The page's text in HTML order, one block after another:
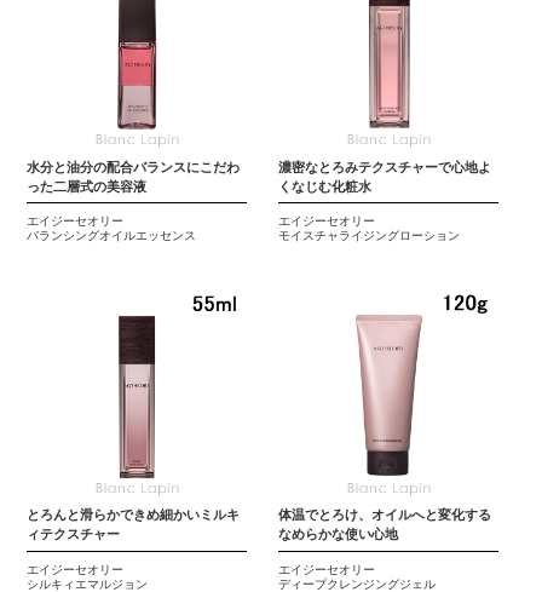
水分と油分の配合バランスにこだわ
った二層式の美容液
エイジーセオリー
バランシングオイルエッセンス
濃密なとろみテクスチャーで心地よ
くなじむ化粧水
エイジーセオリー
モイスチャライジングローション
とろんと滑らかできめ細かいミルキ
ィテクスチャー
エイジーセオリー
シルキィエマルジョン
体温でとろけ、オイルへと変化する
なめらかな使い心地
エイジーセオリー
ディープクレンジングジェル